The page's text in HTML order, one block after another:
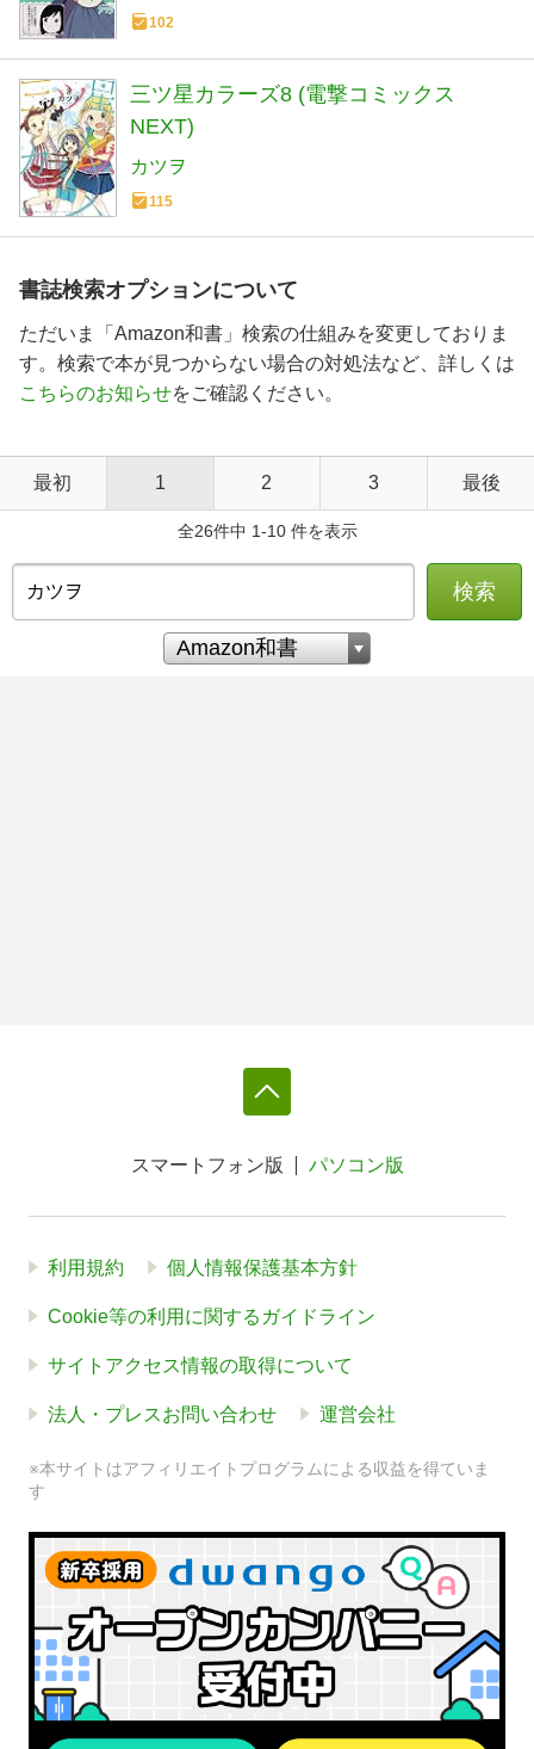
102
三ツ星カラーズ8 (電撃コミックス
NEXT)
カツヲ
115
書誌検索オプションについて
ただいま「Amazon和書」検索の仕組みを変更しておりま
す。検索で本が見つからない場合の対処法など、詳しくは
こちらのお知らせをご確認ください。
最初 1 2 3 最後
全26件中 1-10 件を表示
検索
スマートフォン版 パソコン版
利用規約 個人情報保護基本方針
Cookie等の利用に関するガイドライン
サイトアクセス情報の取得について
法人・プレスお問い合わせ 運営会社
※本サイトはアフィリエイトプログラムによる収益を得ていま
す